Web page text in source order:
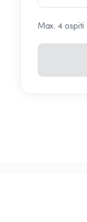
Max. 4 ospiti